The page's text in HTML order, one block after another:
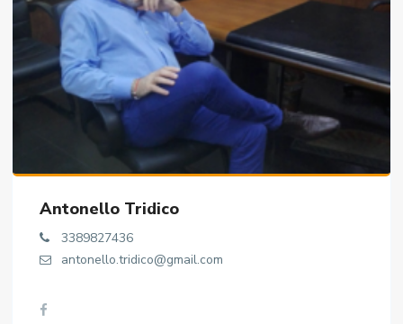
Antonello Tridico
3389827436
antonello.tridico@gmail.com